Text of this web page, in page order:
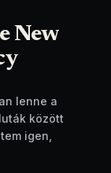
New
lenne a
között
igen,